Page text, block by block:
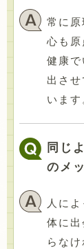
常に
心も原
健康
出さ
います
同じ
のメ
人に
体に
らな